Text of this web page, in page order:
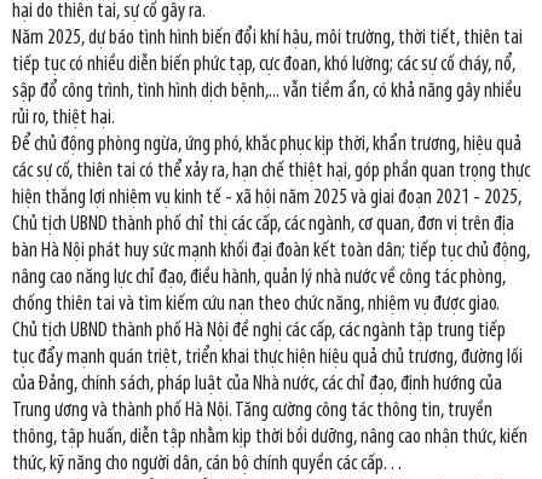
hại do thiên tai, sự cố gây ra.
Năm 2025, dự báo tình hình biến đổi khí hậu, môi trường, thời tiết, thiên tai
tiếp tục có nhiều diễn biến phức tạp, cực đoan, khó lường; các sự cố cháy, nổ,
sập đổ công trình, tình hình dịch bệnh,... vẫn tiềm ẩn, có khả năng gây nhiều
rủi ro, thiệt hại.
Để chủ động phòng ngừa, ứng phó, khắc phục kịp thời, khẩn trương, hiệu quả
các sự cố, thiên tai có thể xảy ra, hạn chế thiệt hại, góp phần quan trọng thực
hiện thắng lợi nhiệm vụ kinh tế - xã hội năm 2025 và giai đoạn 2021 - 2025,
Chủ tịch UBND thành phố chỉ thị các cấp, các ngành, cơ quan, đơn vị trên địa
bàn Hà Nội phát huy sức mạnh khối đại đoàn kết toàn dân; tiếp tục chủ động,
nâng cao năng lực chỉ đạo, điều hành, quản lý nhà nước về công tác phòng,
chống thiên tai và tìm kiếm cứu nạn theo chức năng, nhiệm vụ được giao.
Chủ tịch UBND thành phố Hà Nội đề nghị các cấp, các ngành tập trung tiếp
tục đẩy mạnh quán triệt, triển khai thực hiện hiệu quả chủ trương, đường lối
của Đảng, chính sách, pháp luật của Nhà nước, các chỉ đạo, định hướng của
Trung ương và thành phố Hà Nội. Tăng cường công tác thông tin, truyền
thông, tập huấn, diễn tập nhằm kịp thời bồi dưỡng, nâng cao nhận thức, kiến
thức, kỹ năng cho người dân, cán bộ chính quyền các cấp…